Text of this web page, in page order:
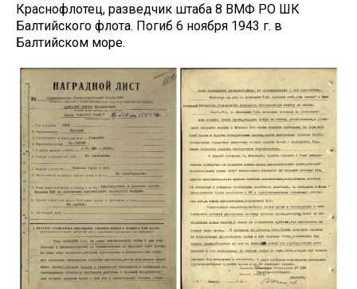
Краснофлотец, разведчик штаба 8 ВМФ РО ШК
Балтийского флота. Погиб 6 ноября 1943 г. в
Балтийском море.